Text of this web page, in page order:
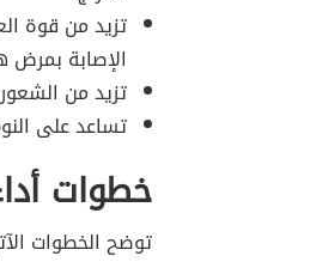
تزيد من قوة
الإصابة
تزيد من
تساعد على
خطوات
توضح الخطوات